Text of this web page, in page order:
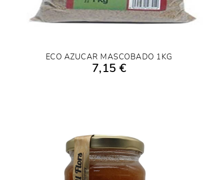
AÑADIR A LA COMPRA
ECO AZUCAR MASCOBADO 1KG
7,15 €